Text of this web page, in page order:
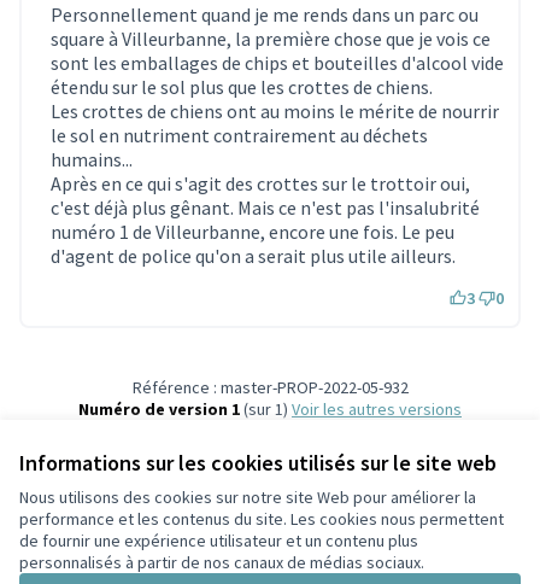
Informations sur les cookies utilisés sur le site web
Nous utilisons des cookies sur notre site Web pour améliorer la
performance et les contenus du site. Les cookies nous permettent
de fournir une expérience utilisateur et un contenu plus
personnalisés à partir de nos canaux de médias sociaux.
Personnellement quand je me rends dans un parc ou
square à Villeurbanne, la première chose que je vois ce
sont les emballages de chips et bouteilles d'alcool vide
étendu sur le sol plus que les crottes de chiens.
Les crottes de chiens ont au moins le mérite de nourrir
le sol en nutriment contrairement au déchets
humains...
Après en ce qui s'agit des crottes sur le trottoir oui,
c'est déjà plus gênant. Mais ce n'est pas l'insalubrité
numéro 1 de Villeurbanne, encore une fois. Le peu
d'agent de police qu'on a serait plus utile ailleurs.
3 0
Référence : master-PROP-2022-05-932
Numéro de version 1(sur 1)
voir les autres versions
Conditions d'utilisation
Paramètres des cookies
Participez Villeurbanne sur X
Participez Villeurbanne sur Facebook
Participez Villeurbanne sur Instagram
Participez Villeurbanne sur YouTube